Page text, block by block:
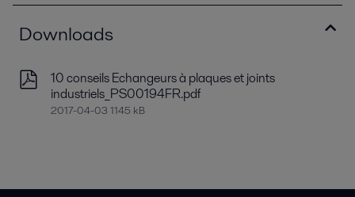
Downloads
10 conseils Echangeurs à plaques et joints
industriels_PS00194FR.pdf
2017-04-03 1145 kB